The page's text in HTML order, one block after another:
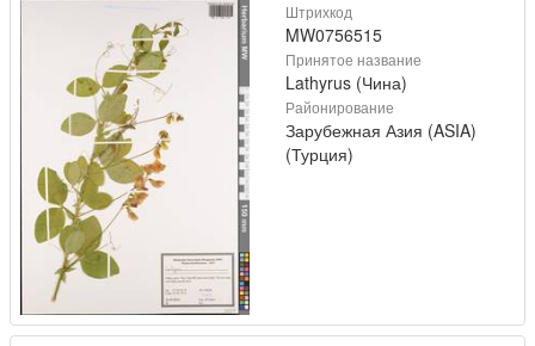
Штрихкод
MW0756515
Принятое название
Lathyrus (Чина)
Районирование
Зарубежная Азия (ASIA)
(Турция)